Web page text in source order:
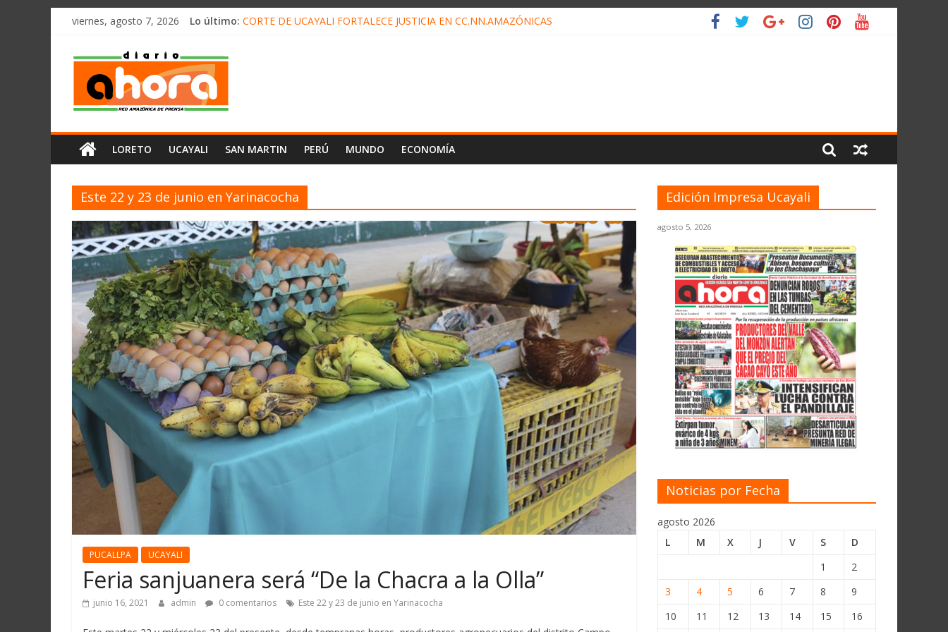
олимп казино
Saltarviernes, agosto 7, 2026 Lo último: CORTE DE UCAYALI FORTALECE JUSTICIA EN CC.NN.AMAZÓNICAS
Diario
Ahora
Cadena
Amazónica
de
Prensa
Noticias
del
Perú,
Mundo
,
Ucayali,
San
Martín
Loreto
LORETO UCAYALI SAN MARTIN PERÚ MUNDO ECONOMÍA
Este 22 y 23 de junio en Yarinacocha
PUCALLPA UCAYALI
Feria sanjuanera será “De la Chacra a la Olla”
junio 16, 2021 admin 0 comentarios Este 22 y 23 de junio en Yarinacocha
Edición Impresa Ucayali
agosto 5, 2026
Noticias por Fecha
agosto 2026
L
M X J V S
D
1
2
3
4 5 6 7 8
9
10
11 12 13 14 15
16